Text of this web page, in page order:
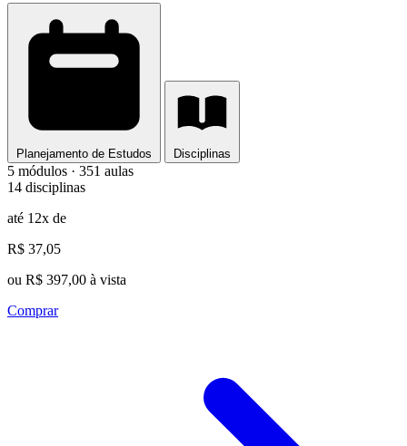
Planejamento de Estudos Disciplinas
5 módulos · 351 aulas
14 disciplinas
até 12x de
R$ 37,05
ou R$ 397,00 à vista
Comprar